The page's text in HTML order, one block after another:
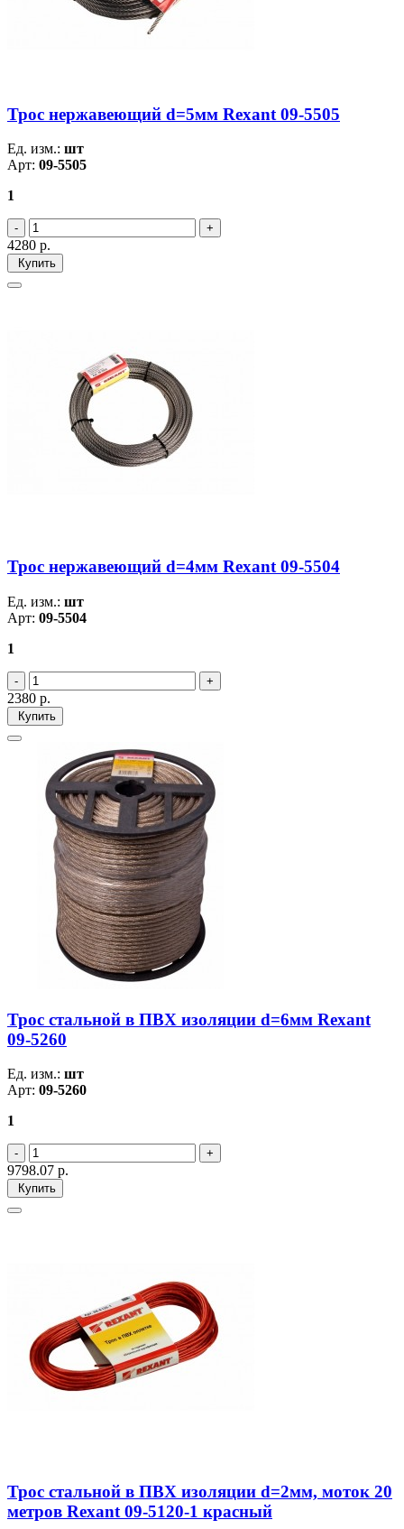
Трос нержавеющий d=5мм Rexant 09-5505
Ед. изм.: шт
Арт: 09-5505
1
4280 р.
Купить
Трос нержавеющий d=4мм Rexant 09-5504
Ед. изм.: шт
Арт: 09-5504
1
2380 р.
Купить
Трос стальной в ПВХ изоляции d=6мм Rexant
09-5260
Ед. изм.: шт
Арт: 09-5260
1
9798.07 р.
Купить
Трос стальной в ПВХ изоляции d=2мм, моток 20
метров Rexant 09-5120-1 красный